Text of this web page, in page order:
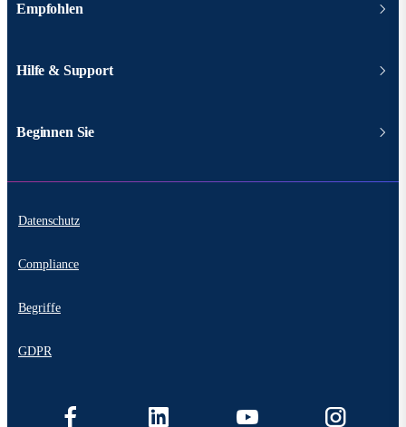
Empfohlen
Hilfe & Support
Beginnen Sie
Datenschutz
Compliance
Begriffe
GDPR